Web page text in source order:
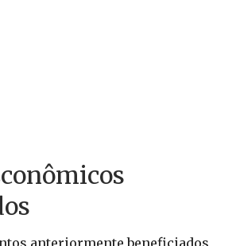
anteriormente beneficiados